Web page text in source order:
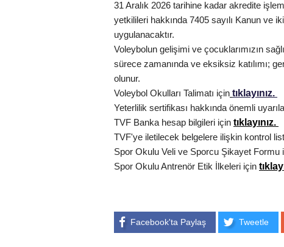
31 Aralık 2026 tarihine kadar akredite
yetkilileri hakkında 7405 sayılı Kanun ve
uygulanacaktır.
Voleybolun gelişimi ve çocuklarımızın
sürece zamanında ve eksiksiz katılımı;
olunur.
Voleybol Okulları Talimatı için tıklayınız.
Yeterlilik sertifikası hakkında önemli
TVF Banka hesap bilgileri için tıklayınız.
TVF'ye iletilecek belgelere ilişkin kontrol
Spor Okulu Veli ve Sporcu Şikayet Formu
Spor Okulu Antrenör Etik İlkeleri için
Facebook'ta Paylaş Tweetle